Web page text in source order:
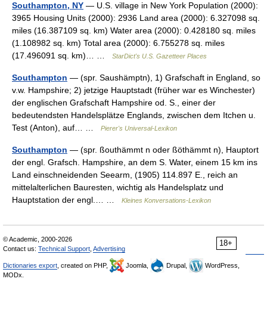
Southampton, NY — U.S. village in New York Population (2000):
3965 Housing Units (2000): 2936 Land area (2000): 6.327098 sq.
miles (16.387109 sq. km) Water area (2000): 0.428180 sq. miles
(1.108982 sq. km) Total area (2000): 6.755278 sq. miles
(17.496091 sq. km)… …
StarDict's U.S. Gazetteer Places
Southampton — (spr. Saushämptn), 1) Grafschaft in England, so
v.w. Hampshire; 2) jetzige Hauptstadt (früher war es Winchester)
der englischen Grafschaft Hampshire od. S., einer der
bedeutendsten Handelsplätze Englands, zwischen dem Itchen u.
Test (Anton), auf… …
Pierer's Universal-Lexikon
Southampton — (spr. ßouthämmt n oder ßöthämmt n), Hauptort
der engl. Grafsch. Hampshire, an dem S. Water, einem 15 km ins
Land einschneidenden Seearm, (1905) 114.897 E., reich an
mittelalterlichen Bauresten, wichtig als Handelsplatz und
Hauptstation der engl.… …
Kleines Konversations-Lexikon
18+
© Academic, 2000-2026
Contact us: Technical Support Advertising
Dictionaries export , created on PHP, Joomla, Drupal,
WordPress,
MODx.